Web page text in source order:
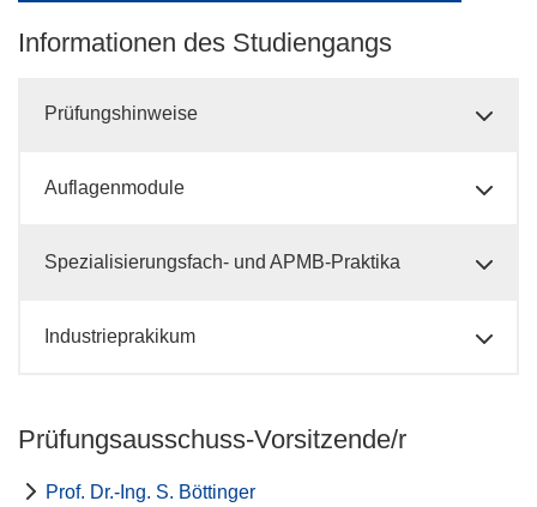
Informationen des Studiengangs
Prüfungshinweise
Auflagenmodule
Spezialisierungsfach- und APMB-Praktika
Industrieprakikum
Prüfungsausschuss-Vorsitzende/r
Prof. Dr.-Ing. S. Böttinger